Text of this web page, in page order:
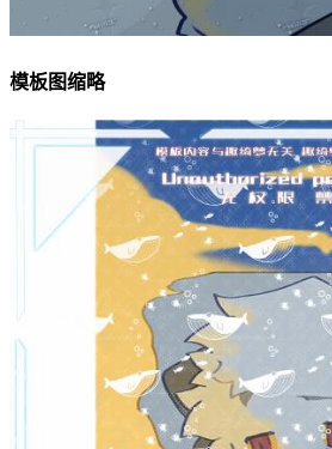
模板图缩略